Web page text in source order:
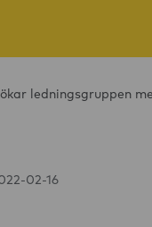
ledningsgruppen
02-16